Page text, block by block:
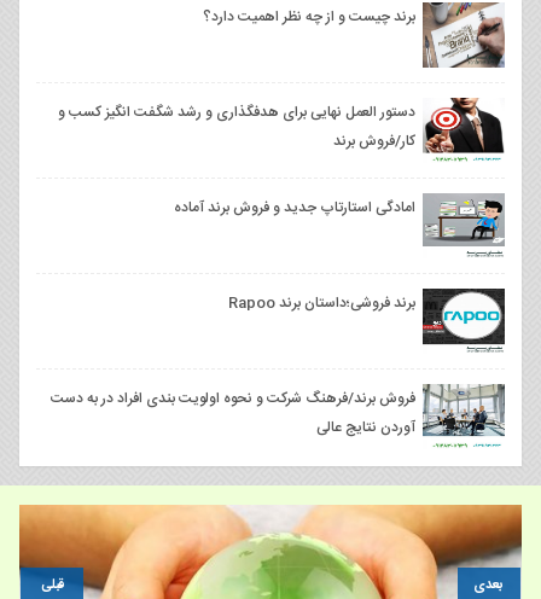
برند چیست و از چه نظر اهمیت دارد؟
دستور العمل نهایی برای هدفگذاری و رشد شگفت انگیز کسب و
کار/فروش برند
امادگی استارتاپ جدید و فروش برند آماده
برند فروشی؛داستان برند Rapoo
فروش برند/فرهنگ شرکت و نحوه اولویت بندی افراد در به دست
آوردن نتایج عالی
قبلی بعدی